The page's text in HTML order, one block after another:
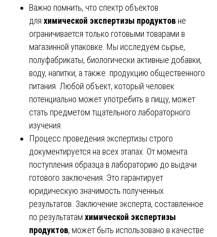
Важно помнить, что спектр объектов
для химической экспертизы продуктов не
ограничивается только готовыми товарами в
магазинной упаковке. Мы исследуем сырье,
полуфабрикаты, биологически активные добавки,
воду, напитки, а также продукцию общественного
питания. Любой объект, который человек
потенциально может употребить в пищу, может
стать предметом тщательного лабораторного
изучения.
Процесс проведения экспертизы строго
документируется на всех этапах. От момента
поступления образца в лабораторию до выдачи
готового заключения. Это гарантирует
юридическую значимость полученных
результатов. Заключение эксперта, составленное
по результатам химической экспертизы
продуктов, может быть использовано в качестве